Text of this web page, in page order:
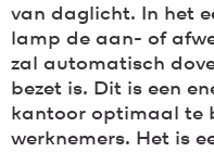
van daglicht. In het
lamp de aan- of
zal automatisch
bezet is. Dit is een
kantoor optimaal te
werknemers. Het is